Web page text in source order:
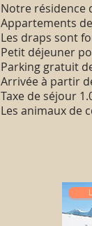
Notre résidence
Appartements
Les draps sont
Petit déjeuner
Parking gratuit
Arrivée à partir
Taxe de séjour
Les animaux de